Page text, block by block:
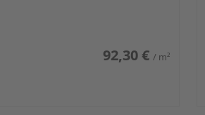
92,30 € / m²